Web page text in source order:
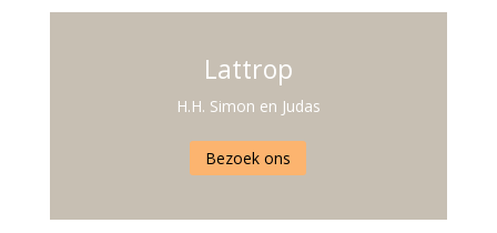
Lattrop
H.H. Simon en Judas
Bezoek ons